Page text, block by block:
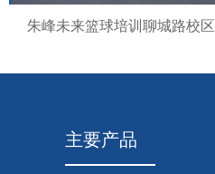
朱峰未来篮球培训聊城路校区
主要产品